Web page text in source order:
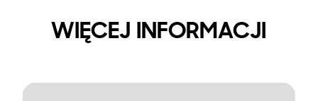
WIĘCEJ INFORMACJI